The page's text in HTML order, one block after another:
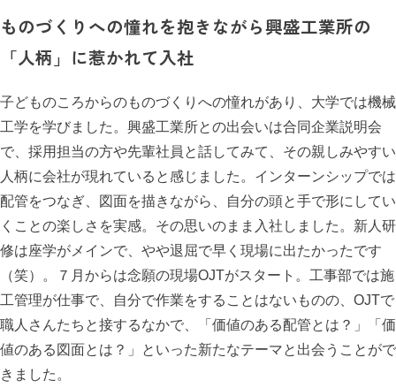
ものづくりへの憧れを抱きながら興盛工業所の
「人柄」に惹かれて入社
子どものころからのものづくりへの憧れがあり、大学では機械
工学を学びました。興盛工業所との出会いは合同企業説明会
で、採用担当の方や先輩社員と話してみて、その親しみやすい
人柄に会社が現れていると感じました。インターンシップでは
配管をつなぎ、図面を描きながら、自分の頭と手で形にしてい
くことの楽しさを実感。その思いのまま入社しました。新人研
修は座学がメインで、やや退屈で早く現場に出たかったです
（笑）。７月からは念願の現場OJTがスタート。工事部では施
工管理が仕事で、自分で作業をすることはないものの、OJTで
職人さんたちと接するなかで、「価値のある配管とは？」「価
値のある図面とは？」といった新たなテーマと出会うことがで
きました。